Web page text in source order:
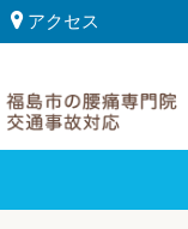
アクセス